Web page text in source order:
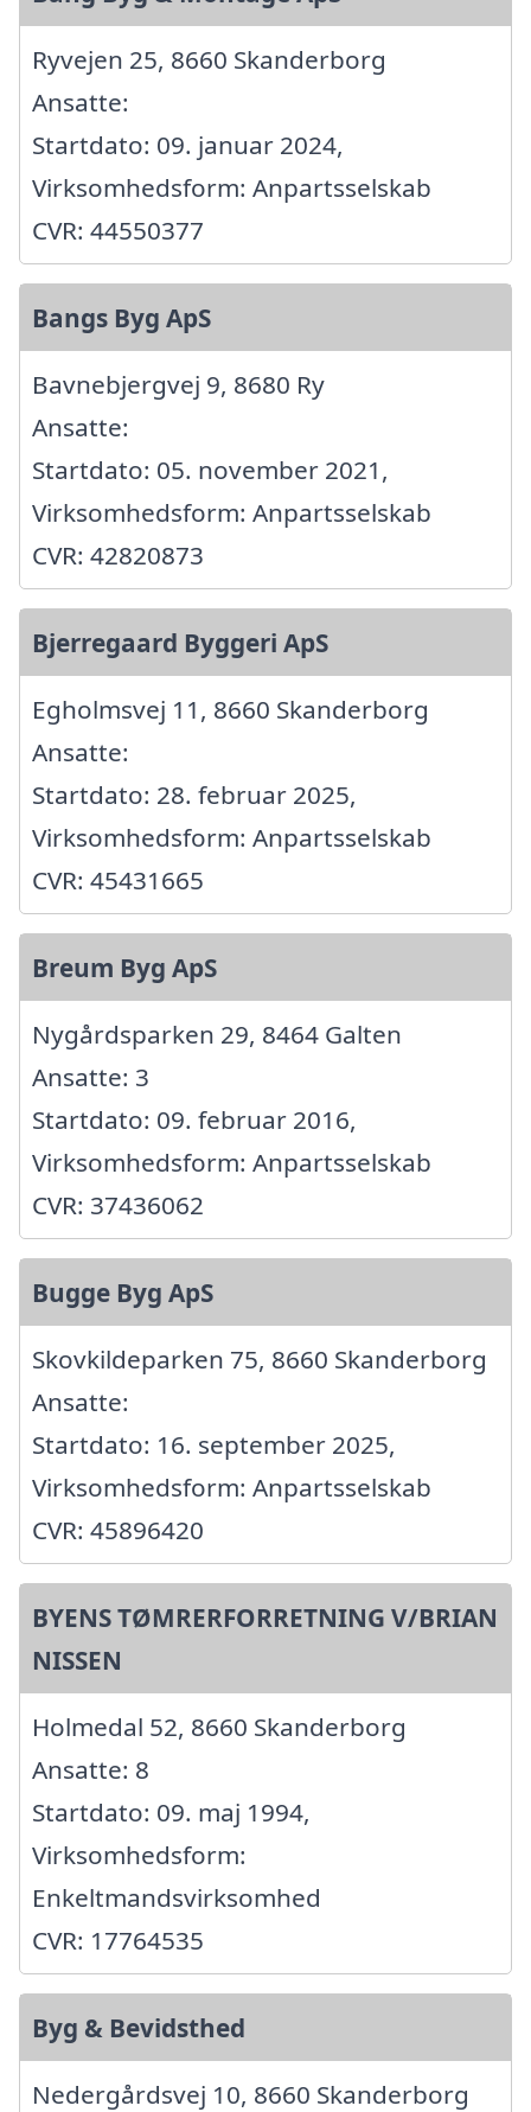
Ryvejen 25, 8660 Skanderborg
Ansatte:
Startdato: 09. januar 2024,
Virksomhedsform: Anpartsselskab
CVR: 44550377
Bangs Byg ApS
Bavnebjergvej 9, 8680 Ry
Ansatte:
Startdato: 05. november 2021,
Virksomhedsform: Anpartsselskab
CVR: 42820873
Bjerregaard Byggeri ApS
Egholmsvej 11, 8660 Skanderborg
Ansatte:
Startdato: 28. februar 2025,
Virksomhedsform: Anpartsselskab
CVR: 45431665
Breum Byg ApS
Nygårdsparken 29, 8464 Galten
Ansatte: 3
Startdato: 09. februar 2016,
Virksomhedsform: Anpartsselskab
CVR: 37436062
Bugge Byg ApS
Skovkildeparken 75, 8660 Skanderborg
Ansatte:
Startdato: 16. september 2025,
Virksomhedsform: Anpartsselskab
CVR: 45896420
BYENS TØMRERFORRETNING V/BRIAN
NISSEN
Holmedal 52, 8660 Skanderborg
Ansatte: 8
Startdato: 09. maj 1994,
Virksomhedsform:
Enkeltmandsvirksomhed
CVR: 17764535
Byg & Bevidsthed
Nedergårdsvej 10, 8660 Skanderborg